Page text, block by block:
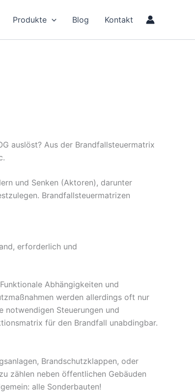
Produkte Blog Kontakt
auslöst? Aus der Brandfallsteuermatrix
und Senken (Aktoren), darunter
Brandfallsteuermatrizen
erforderlich und
Abhängigkeiten und
werden allerdings oft nur
notwendigen Steuerungen und
für den Brandfall unabdingbar.
Brandschutzklappen, oder
zählen neben öffentlichen Gebäuden
alle Sonderbauten!